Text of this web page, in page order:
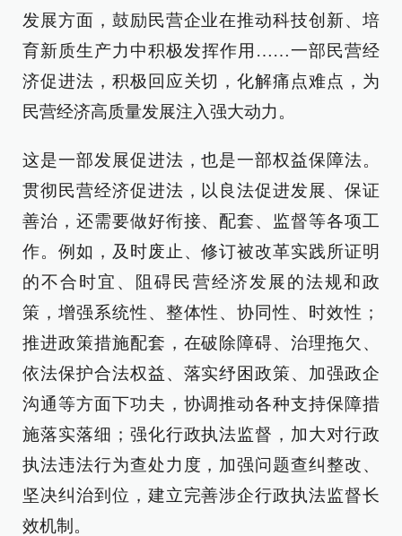
发展方面，鼓励民营企业在推动科技创新、培
育新质生产力中积极发挥作用……一部民营经
济促进法，积极回应关切，化解痛点难点，为
民营经济高质量发展注入强大动力。
这是一部发展促进法，也是一部权益保障法。
贯彻民营经济促进法，以良法促进发展、保证
善治，还需要做好衔接、配套、监督等各项工
作。例如，及时废止、修订被改革实践所证明
的不合时宜、阻碍民营经济发展的法规和政
策，增强系统性、整体性、协同性、时效性；
推进政策措施配套，在破除障碍、治理拖欠、
依法保护合法权益、落实纾困政策、加强政企
沟通等方面下功夫，协调推动各种支持保障措
施落实落细；强化行政执法监督，加大对行政
执法违法行为查处力度，加强问题查纠整改、
坚决纠治到位，建立完善涉企行政执法监督长
效机制。